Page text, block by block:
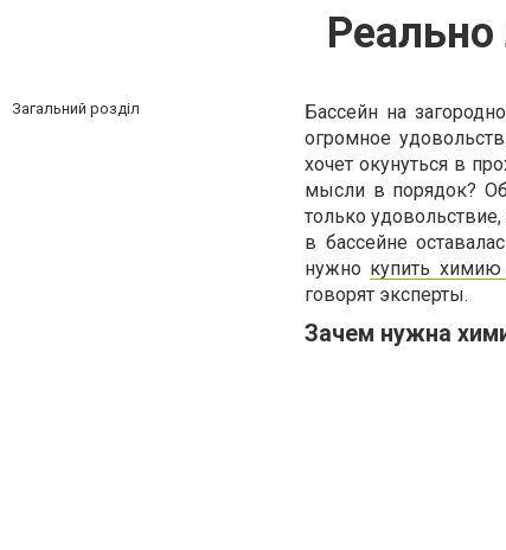
Реально
Загальний розділ
Бассейн на
огромное
хочет окунуться в
мысли в порядок?
только
в бассейне
нужно купить
говорят эксперты.
Зачем нужна